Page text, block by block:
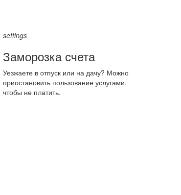
settings
Заморозка счета
Уезжаете в отпуск или на дачу? Можно
приостановить пользование услугами,
чтобы не платить.